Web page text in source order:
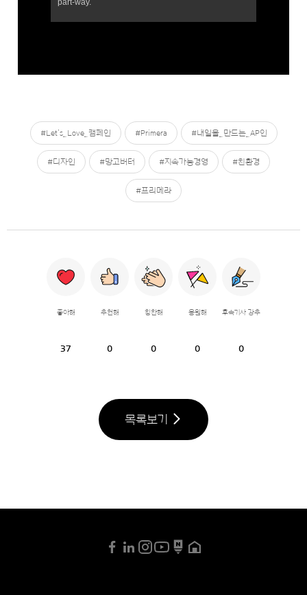
#Let’s_Love_캠페인 #Primera #내일을_만드는_AP인
#디자인 #망고버터 #지속가능경영 #친환경
#프리메라
좋아해
37
추천해
0
칭찬해
0
응원해
0
후속기사 강추
0
목록보기